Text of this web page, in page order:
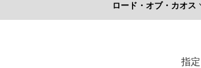
ロード・オブ・カオス
指